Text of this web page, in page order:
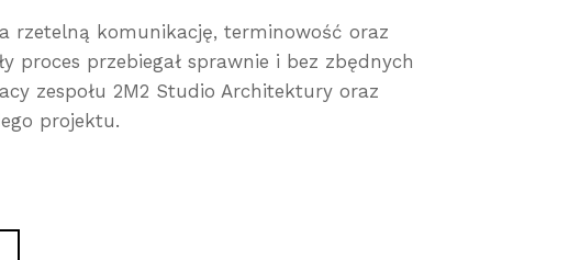
rzetelną komunikację, terminowość oraz
proces przebiegał sprawnie i bez zbędnych
zespołu 2M2 Studio Architektury oraz
projektu.